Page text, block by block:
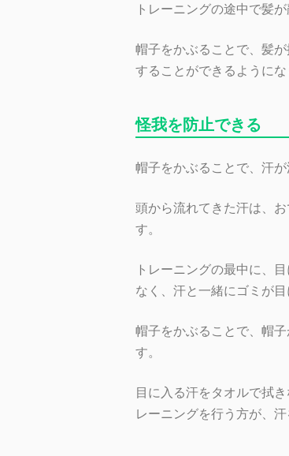
トレーニングの途中で髪
帽子をかぶることで、髪
することができるようにな
怪我を防止できる
帽子をかぶることで、汗
頭から流れてきた汗は、
す。
トレーニングの最中に、
なく、汗と一緒にゴミが
帽子をかぶることで、帽
す。
目に入る汗をタオルで拭
レーニングを行う方が、